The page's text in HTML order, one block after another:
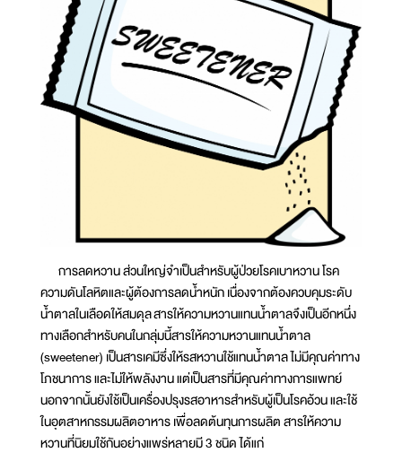
การลดหวาน ส่วนใหญ่จำเป็นสำหรับผู้ป่วยโรคเบาหวาน โรค
ความดันโลหิตและผู้ต้องการลดน้ำหนัก เนื่องจากต้องควบคุมระดับ
น้ำตาลในเลือดให้สมดุล สารให้ความหวานแทนน้ำตาลจึงเป็นอีกหนึ่ง
ทางเลือกสำหรับคนในกลุ่มนี้สารให้ความหวานแทนน้ำตาล
(sweetener) เป็นสารเคมีซึ่งให้รสหวานใช้แทนน้ำตาล ไม่มีคุณค่าทาง
โภชนาการ และไม่ให้พลังงาน แต่เป็นสารที่มีคุณค่าทางการแพทย์
นอกจากนั้นยังใช้เป็นเครื่องปรุงรสอาหารสำหรับผู้เป็นโรคอ้วน และใช้
ในอุตสาหกรรมผลิตอาหาร เพื่อลดต้นทุนการผลิต สารให้ความ
หวานที่นิยมใช้กันอย่างแพร่หลายมี 3 ชนิด ได้แก่